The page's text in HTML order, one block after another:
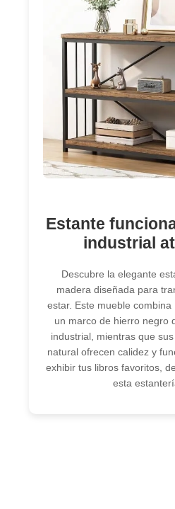
Estante
industrial
Descubre la elegante
madera diseñada para
estar. Este mueble
un marco de hierro negro
industrial, mientras que
natural ofrecen calidez y
exhibir tus libros favoritos,
esta